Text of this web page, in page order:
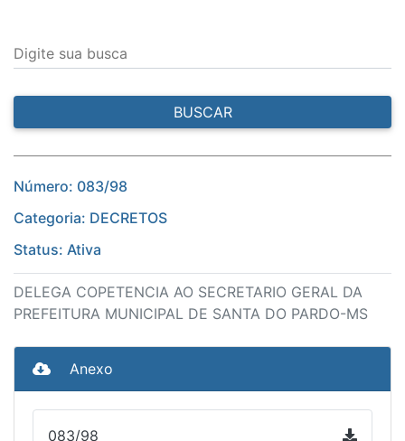
Digite sua busca
BUSCAR
Número: 083/98
Categoria: DECRETOS
Status: Ativa
DELEGA COPETENCIA AO SECRETARIO GERAL DA
PREFEITURA MUNICIPAL DE SANTA DO PARDO-MS
Anexo
083/98